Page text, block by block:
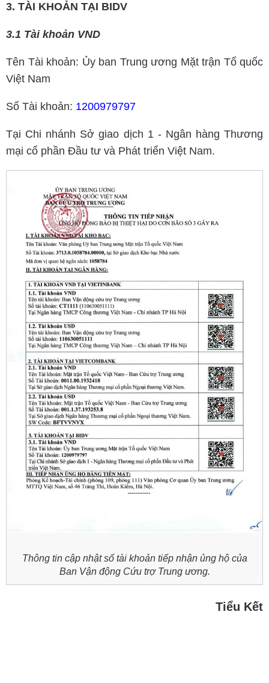
3. TÀI KHOẢN TẠI BIDV
3.1 Tài khoản VND
Tên Tài khoản: Ủy ban Trung ương Mặt trận Tổ quốc
Việt Nam
Số Tài khoản: 1200979797
Tại Chi nhánh Sở giao dịch 1 - Ngân hàng Thương
mại cổ phần Đầu tư và Phát triển Việt Nam.
Thông tin cập nhật số tài khoản tiếp nhận ủng hộ của
Ban Vận động Cứu trợ Trung ương.
Tiểu Kết